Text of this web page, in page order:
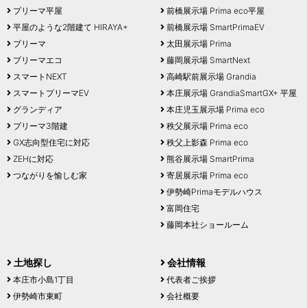
プリーマ平屋
平屋のような2階建て HIRAYA+
プリーマ
プリーマエコ
スマートNEXT
スマートプリーマEV
グランディア
プリーマ3階建
GX志向型住宅に対応
ZEHに対応
つながりを愉しむ家
前橋展示場 Prima eco平屋
前橋展示場 SmartPrimaEV
太田展示場 Prima
藤岡展示場 SmartNext
高崎駅前展示場 Grandia
本庄展示場 GrandiaSmartGX+ 平屋
本庄児玉展示場 Prima eco
秩父展示場 Prima eco
秩父上影森 Prima eco
熊谷展示場 SmartPrima
寄居展示場 Prima eco
伊勢崎Primaモデルハウス
富岡住宅
藤岡本社ショールーム
土地探し
本庄市小島1丁目
伊勢崎市東町
会社情報
代表者ご挨拶
会社概要